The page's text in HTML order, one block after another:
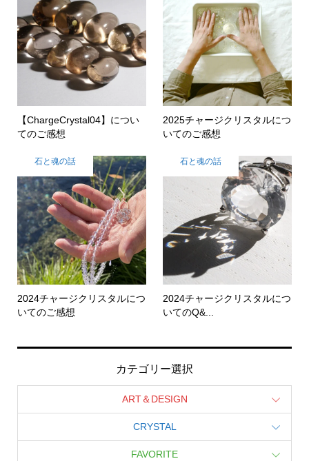
【ChargeCrystal04】につい
てのご感想
2025チャージクリスタルにつ
いてのご感想
石と魂の話
2024チャージクリスタルにつ
いてのご感想
石と魂の話
2024チャージクリスタルにつ
いてのQ&...
カテゴリー選択
ART＆DESIGN
CRYSTAL
FAVORITE